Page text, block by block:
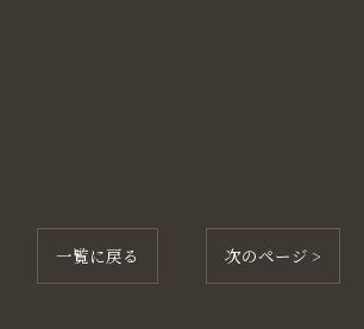
一覧に戻る 次のページ >